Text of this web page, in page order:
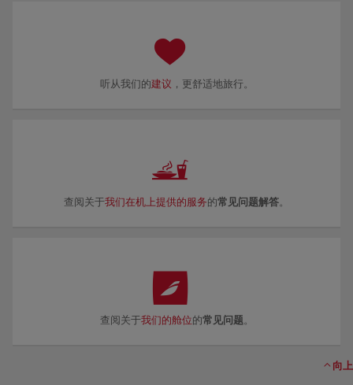
听从我们的建议 ，更舒适地旅行。
查阅关于我们在机上提供的服务的常见问题解答。
查阅关于我们的舱位的常见问题。
向上